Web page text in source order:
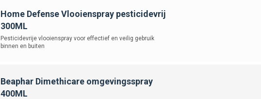
Home Defense Vlooienspray pesticidevrij
300ML
Pesticidevrije vlooienspray voor effectief en veilig gebruik
binnen en buiten
Beaphar Dimethicare omgevingsspray
400ML